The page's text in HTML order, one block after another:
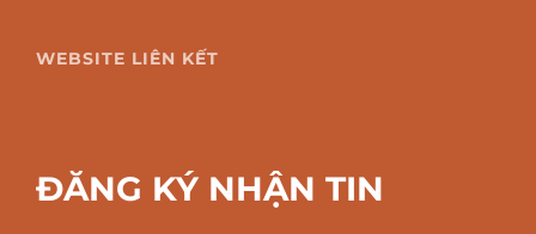
WEBSITE LIÊN KẾT
ĐĂNG KÝ NHẬN TIN